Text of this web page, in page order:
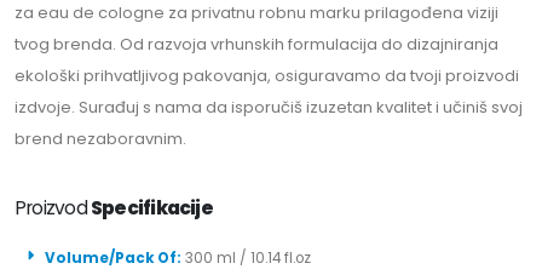
za eau de cologne za privatnu robnu marku prilagođena viziji
tvog brenda. Od razvoja vrhunskih formulacija do dizajniranja
ekološki prihvatljivog pakovanja, osiguravamo da tvoji proizvodi
izdvoje. Surađuj s nama da isporučiš izuzetan kvalitet i učiniš svoj
brend nezaboravnim.
ProizvodSpecifikacije
Volume/Pack Of: 300 ml / 10.14 fl.oz